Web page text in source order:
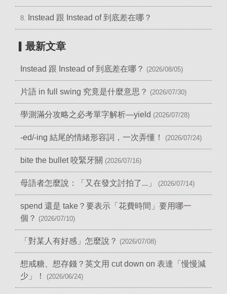
8. Instead 跟 Instead of 到底差在哪？
▎最新文章
Instead 跟 Instead of 到底差在哪？ (2026/08/05)
片語 in full swing 究竟是什麼意思？ (2026/07/30)
學測滿分攻略之必考單字解析—yield (2026/07/28)
-ed/-ing 結尾的情緒形容詞，一次弄懂！ (2026/07/24)
bite the bullet 咬緊牙關 (2026/07/16)
母語者怎麼說：「又在發文討拍了...」 (2026/07/14)
spend 還是 take？要表示「花費時間」要用哪一
個？ (2026/07/10)
「對某人有好感」怎麼說？ (2026/07/08)
想戒糖、想存錢？英文用 cut down on 表達「慢慢減
少」！
(2026/06/24)